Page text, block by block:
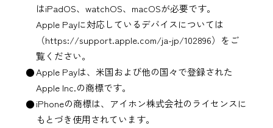
はiPadOS、watchOS、macOSが必要です。
Apple Payに対応しているデバイスについては
（https://support.apple.com/ja-jp/102896） をご
覧ください。
Apple Payは、米国および他の国々で登録された
Apple Inc.の商標です。
iPhoneの商標は、アイホン株式会社のライセンスに
もとづき使用されています。